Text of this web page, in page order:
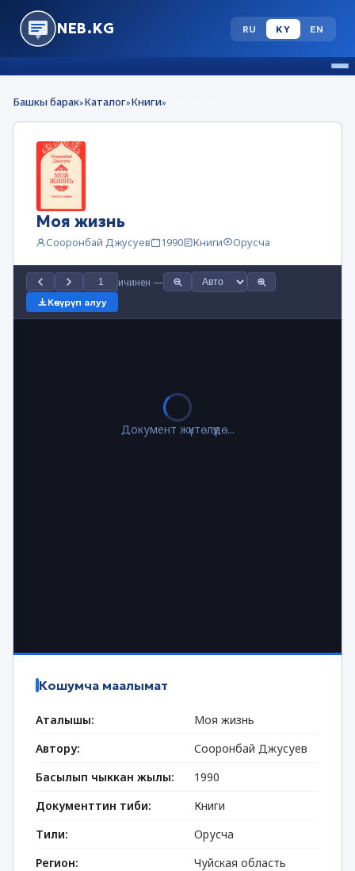
NEB.KG RU KY EN
Башкы барак»Каталог»Книги»
Моя жизнь
Сооронбай Джусуев 1990 Книги Орусча
ичинен —
Көчүрүп алуу
Документ жүктөлүүдө...
Кошумча маалымат
Аталышы:
Моя жизнь
Автору:
Сооронбай Джусуев
Басылып чыккан жылы:
1990
Документтин тиби:
Книги
Тили:
Орусча
Регион:
Чуйская область